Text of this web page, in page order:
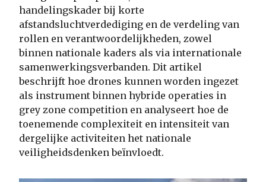
handelingskader bij korte
afstandsluchtverdediging en de verdeling van
rollen en verantwoordelijkheden, zowel
binnen nationale kaders als via internationale
samenwerkingsverbanden. Dit artikel
beschrijft hoe drones kunnen worden ingezet
als instrument binnen hybride operaties in
grey zone competition en analyseert hoe de
toenemende complexiteit en intensiteit van
dergelijke activiteiten het nationale
veiligheidsdenken beïnvloedt.